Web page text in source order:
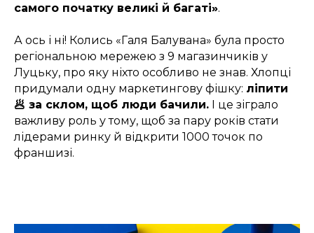
самого початку великі й багаті».
А ось і ні! Колись «Галя Балувана» була просто
регіональною мережею з 9 магазинчиків у
Луцьку, про яку ніхто особливо не знав. Хлопці
придумали одну маркетингову фішку: ліпити
🥟 за склом, щоб люди бачили. І це зіграло
важливу роль у тому, щоб за пару років стати
лідерами ринку й відкрити 1000 точок по
франшизі.